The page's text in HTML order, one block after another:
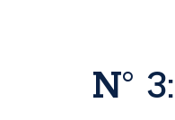
N°